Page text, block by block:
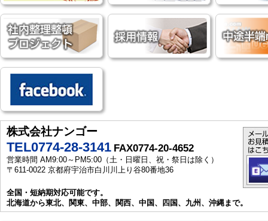
株式会社ナンゴー
TEL0774-28-3141 FAX0774-20-4652
営業時間 AM9:00～PM5:00（土・日曜日、祝・祭日は除く）
〒611-0022 京都府宇治市白川川上り谷80番地36
全国・短納期対応可能です。
北海道から東北、関東、中部、関西、中国、四国、九州、沖縄まで。